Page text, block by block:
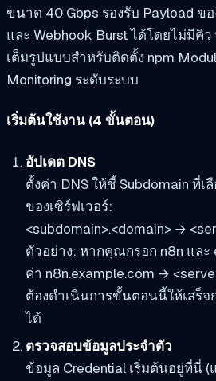
ขนาด 40 Gbps รองรับ Payload ข
และ Webhook Burst ได้โดยไม่มีคิ
เต็มรูปแบบสำหรับติดตั้ง npm
Monitoring ระดับระบบ
เริ่มต้นใช้งาน (4 ขั้นตอน)
อัปเดต DNS
ตั้งค่า DNS ให้ชี้ Subdomain ที่เ
ของเซิร์ฟเวอร์:
<subdomain>.<domain> →
ตัวอย่าง: หากคุณกรอก n8n และ
ค่า n8n.example.com →
ต้องดำเนินการขั้นตอนนี้ให้เสร็จ
ได้
ตรวจสอบข้อมูลประจำตัว
ข้อมูล Credential เริ่มต้นอยู่ที่นี่ (